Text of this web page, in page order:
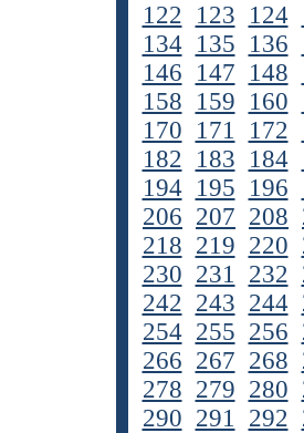
122 123 124
134 135 136
146 147 148
158 159 160
170 171 172
182 183 184
194 195 196
206 207 208
218 219 220
230 231 232
242 243 244
254 255 256
266 267 268
278 279 280
290 291 292